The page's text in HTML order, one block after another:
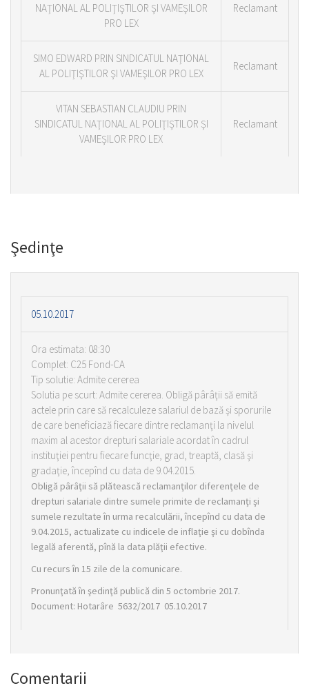
NAŢIONAL AL POLIŢIŞTILOR ŞI VAMEŞILOR
PRO LEX
Reclamant
SIMO EDWARD PRIN SINDICATUL NAŢIONAL
AL POLIŢIŞTILOR ŞI VAMEŞILOR PRO LEX
Reclamant
VITAN SEBASTIAN CLAUDIU PRIN
SINDICATUL NAŢIONAL AL POLIŢIŞTILOR ŞI
VAMEŞILOR PRO LEX
Reclamant
Şedinţe
05.10.2017
Ora estimata: 08:30
Complet: C25 Fond-CA
Tip solutie: Admite cererea
Solutia pe scurt: Admite cererea. Obligă pârâţii să emită
actele prin care să recalculeze salariul de bază şi sporurile
de care beneficiază fiecare dintre reclamanţi la nivelul
maxim al acestor drepturi salariale acordat în cadrul
instituţiei pentru fiecare funcţie, grad, treaptă, clasă şi
gradaţie, începînd cu data de 9.04.2015.
Obligă pârâţii să plătească reclamanţilor diferenţele de
drepturi salariale dintre sumele primite de reclamanţi şi
sumele rezultate în urma recalculării, începînd cu data de
9.04.2015, actualizate cu indicele de inflaţie şi cu dobînda
legală aferentă, pînă la data plăţii efective.
Cu recurs în 15 zile de la comunicare.
Pronunţată în şedinţă publică din 5 octombrie 2017.
Document: Hotarâre 5632/2017 05.10.2017
Comentarii